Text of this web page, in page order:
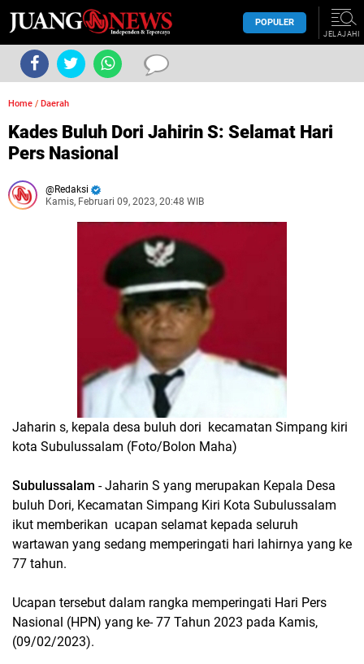
POPULER
JELAJAHI
Home / Daerah
Kades Buluh Dori Jahirin S: Selamat Hari
Pers Nasional
Redaksi
Kamis, Februari 09, 2023, 20:48 WIB
Jaharin s, kepala desa buluh dori kecamatan Simpang kiri
kota Subulussalam (Foto/Bolon Maha)
Subulussalam - Jaharin S yang merupakan Kepala Desa
buluh Dori, Kecamatan Simpang Kiri Kota Subulussalam
ikut memberikan ucapan selamat kepada seluruh
wartawan yang sedang memperingati hari lahirnya yang ke
77 tahun.
Ucapan tersebut dalam rangka memperingati Hari Pers
Nasional (HPN) yang ke- 77 Tahun 2023 pada Kamis,
(09/02/2023).